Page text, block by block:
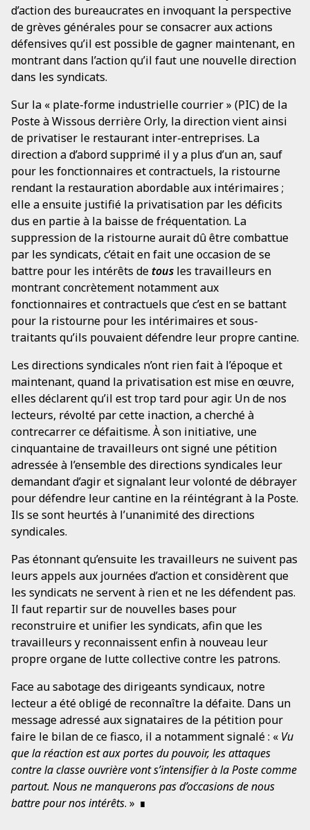
d’action des bureaucrates en invoquant la perspective
de grèves générales pour se consacrer aux actions
défensives qu’il est possible de gagner maintenant, en
montrant dans l’action qu’il faut une nouvelle direction
dans les syndicats.
Sur la « plate-forme industrielle courrier » (PIC) de la
Poste à Wissous derrière Orly, la direction vient ainsi
de privatiser le restaurant inter-entreprises. La
direction a d’abord supprimé il y a plus d’un an, sauf
pour les fonctionnaires et contractuels, la ristourne
rendant la restauration abordable aux intérimaires ;
elle a ensuite justifié la privatisation par les déficits
dus en partie à la baisse de fréquentation. La
suppression de la ristourne aurait dû être combattue
par les syndicats, c’était en fait une occasion de se
battre pour les intérêts detous les travailleurs en
montrant concrètement notamment aux
fonctionnaires et contractuels que c’est en se battant
pour la ristourne pour les intérimaires et sous-
traitants qu’ils pouvaient défendre leur propre cantine.
Les directions syndicales n’ont rien fait à l’époque et
maintenant, quand la privatisation est mise en œuvre,
elles déclarent qu’il est trop tard pour agir. Un de nos
lecteurs, révolté par cette inaction, a cherché à
contrecarrer ce défaitisme. À son initiative, une
cinquantaine de travailleurs ont signé une pétition
adressée à l’ensemble des directions syndicales leur
demandant d’agir et signalant leur volonté de débrayer
pour défendre leur cantine en la réintégrant à la Poste.
Ils se sont heurtés à l’unanimité des directions
syndicales.
Pas étonnant qu’ensuite les travailleurs ne suivent pas
leurs appels aux journées d’action et considèrent que
les syndicats ne servent à rien et ne les défendent pas.
Il faut repartir sur de nouvelles bases pour
reconstruire et unifier les syndicats, afin que les
travailleurs y reconnaissent enfin à nouveau leur
propre organe de lutte collective contre les patrons.
Face au sabotage des dirigeants syndicaux, notre
lecteur a été obligé de reconnaître la défaite. Dans un
message adressé aux signataires de la pétition pour
faire le bilan de ce fiasco, il a notamment signalé : « Vu
que la réaction est aux portes du pouvoir, les attaques
contre la classe ouvrière vont s’intensifier à la Poste comme
partout. Nous ne manquerons pas d’occasions de nous
battre pour nos intérêts. »